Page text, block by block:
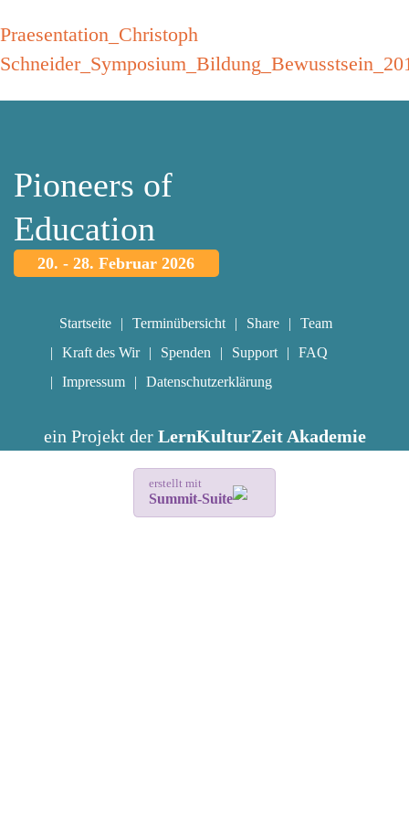
Praesentation_Christoph
Pioneers of
Education
20. - 28. Februar 2026
Startseite Terminübersicht Share
Team
Kraft des Wir
Spenden Support
FAQ
Impressum
Datenschutzerklärung
ein Projekt der LernKulturZeit Akademie
erstellt mit
Summit-Suite